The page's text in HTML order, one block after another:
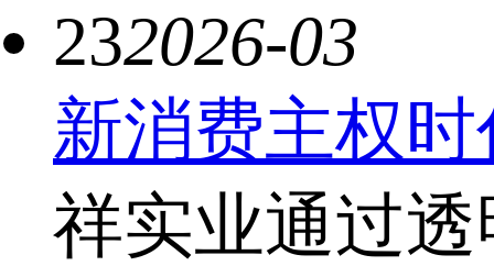
232026-03
新消费主权
祥实业通过